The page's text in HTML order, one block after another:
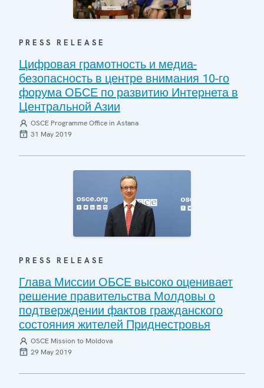
PRESS RELEASE
Цифровая грамотность и медиа-
безопасность в центре внимания 10-го
форума ОБСЕ по развитию Интернета в
Центральной Азии
OSCE Programme Office in Astana
31 May 2019
PRESS RELEASE
Глава Миссии ОБСЕ высоко оценивает
решение правительства Молдовы о
подтверждении фактов гражданского
состояния жителей Приднестровья
OSCE Mission to Moldova
29 May 2019